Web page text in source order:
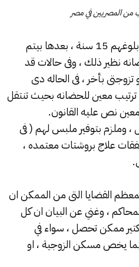
من المصريين في مصر
، بيفضلوا فى حضانتك الى حين بلوغهم 15 سنة ، بعدها بيتم
نظير ذلك ، وفى حالات قد
بأخر ، فى الحاله دى
ترتيب معين للحضانه بحيث تنتقل
نص عليه القانون.
، وملزم بتوفير ملبس لهم ( فى
علاج بروشتات معتمده ،
القضايا التى من الممكن ان
، وغني عن البيان ان كل
ممكن تحصل ، سواء في
يخص مسكن الزوجية ، او